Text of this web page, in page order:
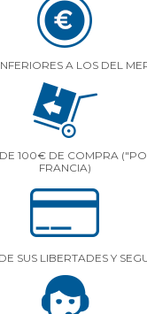
A LOS DEL
100€ DE COMPRA
FRANCIA)
SUS LIBERTADES Y